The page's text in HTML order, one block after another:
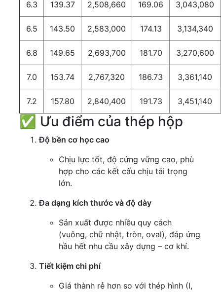
6.3 139.37 2,508,660 169.06 3,043,080
6.5 143.50 2,583,000 174.13 3,134,340
6.8 149.65 2,693,700 181.70 3,270,600
7.0 153.74 2,767,320 186.73 3,361,140
7.2 157.80 2,840,400 191.73 3,451,140
✅ Ưu điểm của thép hộp
Độ bền cơ học cao
Chịu lực tốt, độ cứng vững cao, phù
hợp cho các kết cấu chịu tải trọng
lớn.
Đa dạng kích thước và độ dày
Sản xuất được nhiều quy cách
(vuông, chữ nhật, tròn, oval), đáp ứng
hầu hết nhu cầu xây dựng – cơ khí.
Tiết kiệm chi phí
Giá thành rẻ hơn so với thép hình (I,